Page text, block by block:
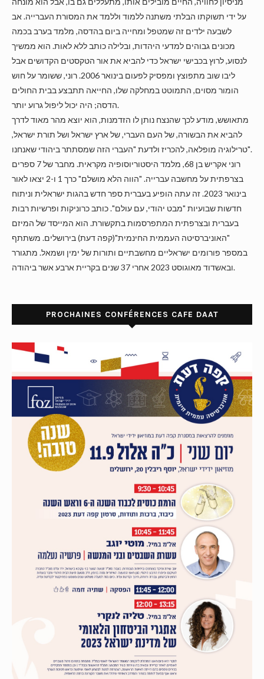
על ידי תשוקתו הבלתי משתנה ללמוד וללמד את המסורת העברייה. אב
לשבעה ילדים זה שמטפל ומחייה ביום בהדסה, מלמד בערב בכמה
מכונים גבוהים למדעי היהדות, ובלילה כותב ללא לאות. הוא ממשיך
לנסוע, לרוץ בכבישי ישראל כדי להביא את אור הטקסטים הקדושים אבל
ליבו שוב מתפוצץ ומפסיק לפעום בינואר 2006. רוני, ששומר על חוש
הומור מסוים, התמוטט במחלקה שלו, החייאה תתבצע בבית החולים
הדסה; היה יכול ליפול גרוע יותר.
מתאושש, מודע לכך שהנצח נותן לו הזדמנות, הוא יוצא מהר מאוד לדרך
להביא את הבשורה, של העם העברי, של ארץ ישראל ושל תורת ישראל,
טרילוגיה מופלאה, להכריז ולדעת "העברי הזה שמסתתר ביהודי שאנחנו".
רוני אקריש בן 68, מלמד היסטוריוסופיה מקראית. מחבר של 7 ספרים
בצרפתית על מחשבה עברייה. "הווה הלא מושלם" כרך 1 ו-2 יצאו לאור
בינואר 2023. זה עתה הופיע בעברית ספר חדש בהגות ישראלית וניתוח
חדשות שבועיות "מבט יהודי, עם עולם". כותב כרוניקות ופרשיות רבות
בעברית ובצרפתית המתפרסמות בתקשורת. הוא המייסד של המיזם
"האוניברסיטה העממית החינמית"(קפה דעת) בירושלים. משתתף
במספר פורומים ישראליים מחשבתיים ותורות של ימין ושמאל. מתגורר
ובאשדוד מאוגוסט 2023 אחרי 37 שנים בקריית ארבע אשר ביהודה.
PROCHAINES CONFÉRENCES CAFE DAAT